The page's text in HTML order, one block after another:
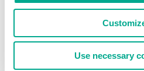
Use necessary